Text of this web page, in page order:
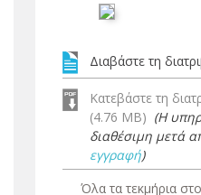
Διαβάστε τη
Κατεβάστε τη
(4.76 MB) (Η
διαθέσιμη μετά
εγγραφή)
Όλα τα τεκμήρια